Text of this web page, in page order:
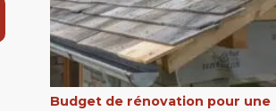
Budget de rénovation pour une